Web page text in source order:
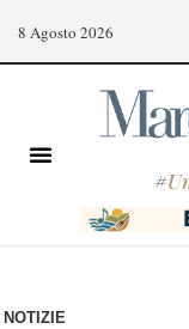
8 Agosto 2026
#
NOTIZIE